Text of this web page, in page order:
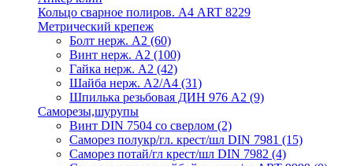
Кольцо сварное полиров. А4 ART 8229
Метрический крепеж
Болт нерж. А2 (60)
Винт нерж. А2 (100)
Гайка нерж. А2 (42)
Шайба нерж. А2/А4 (31)
Шпилька резьбовая ДИН 976 А2 (9)
Саморезы,шурупы
Винт DIN 7504 со сверлом (2)
Саморез полукр/гл. крест/шл DIN 7981 (15)
Саморез потай/гл крест/шл DIN 7982 (4)